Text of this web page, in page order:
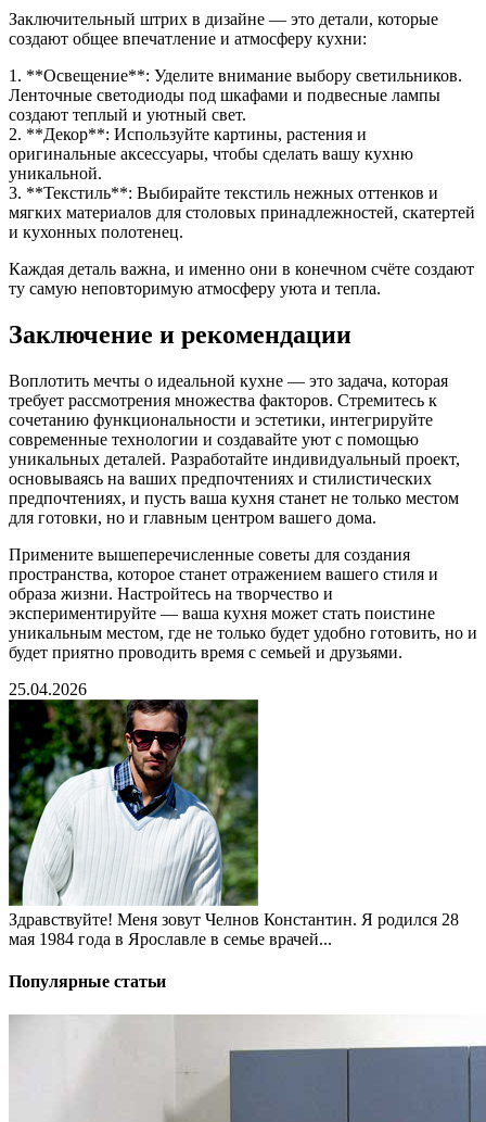
Заключительный штрих в дизайне — это детали, которые
создают общее впечатление и атмосферу кухни:
1. **Освещение**: Уделите внимание выбору светильников.
Ленточные светодиоды под шкафами и подвесные лампы
создают теплый и уютный свет.
2. **Декор**: Используйте картины, растения и
оригинальные аксессуары, чтобы сделать вашу кухню
уникальной.
3. **Текстиль**: Выбирайте текстиль нежных оттенков и
мягких материалов для столовых принадлежностей, скатертей
и кухонных полотенец.
Каждая деталь важна, и именно они в конечном счёте создают
ту самую неповторимую атмосферу уюта и тепла.
Заключение и рекомендации
Воплотить мечты о идеальной кухне — это задача, которая
требует рассмотрения множества факторов. Стремитесь к
сочетанию функциональности и эстетики, интегрируйте
современные технологии и создавайте уют с помощью
уникальных деталей. Разработайте индивидуальный проект,
основываясь на ваших предпочтениях и стилистических
предпочтениях, и пусть ваша кухня станет не только местом
для готовки, но и главным центром вашего дома.
Примените вышеперечисленные советы для создания
пространства, которое станет отражением вашего стиля и
образа жизни. Настройтесь на творчество и
экспериментируйте — ваша кухня может стать поистине
уникальным местом, где не только будет удобно готовить, но и
будет приятно проводить время с семьей и друзьями.
25.04.2026
Здравствуйте! Меня зовут Челнов Константин. Я родился 28
мая 1984 года в Ярославле в семье врачей...
Популярные статьи